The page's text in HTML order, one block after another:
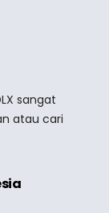
sangat
atau cari